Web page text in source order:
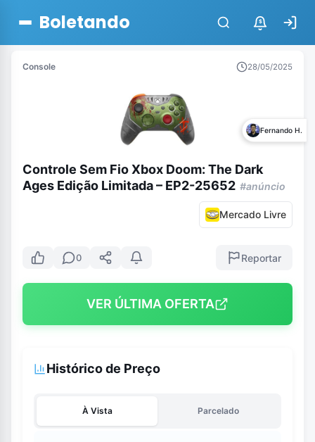
Boletando $
Console 28/05/2025
Fernando H.
Controle Sem Fio Xbox Doom: The Dark
Ages Edição Limitada – EP2-25652 #anúncio
Mercado Livre
0 Reportar
VER ÚLTIMA OFERTA
Histórico de Preço
À Vista Parcelado